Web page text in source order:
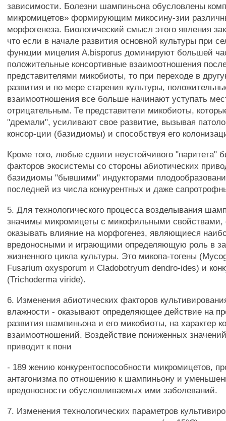
зависимости. Болезни шампиньона обусловлены
микромицетов» формирующим микосину-зии
морфогенеза. Биологический смысл этого явления
что если в начале развития основной культуры при
функции мицелия A.bisporus доминируют большей
положительные консортивные взаимоотношения
представителями микобиоты, то при переходе в
развития и по мере старения культуры,
взаимоотношения все больше начинают уступать
отрицательным. Те представители микобиоты,
"дремали", усиливают свое развитие, вызывая
консор-ции (базидиомы) и способствуя его
Кроме того, любые сдвиги неустойчивого "паритета"
факторов экосистемы со стороны абиотических
базидиомы "бывшими" индукторами
последней из числа конкурентных и даже
5. Для технологического процесса возделывания
значимы микромицеты с микофильными свойствами,
оказывать влияние на морфогенез, являющиеся
вредоносными и играющими определяющую роль в
жизненного цикла культуры. Это микопа-тогены
Fusarium oxysporum и Cladobotryum dendro-ides) и
(Trichoderma viride).
6. Изменения абиотических факторов
влажности - оказывают определяющее действие на
развития шампиньона и его микобиоты, на характер
взаимоотношений. Воздействие пониженных
приводит к пони
- 189 жению конкурентоспособности микромицетов,
антагонизма по отношению к шампиньону и
вредоносности обусловливаемых ими заболеваний.
7. Изменения технологических параметров